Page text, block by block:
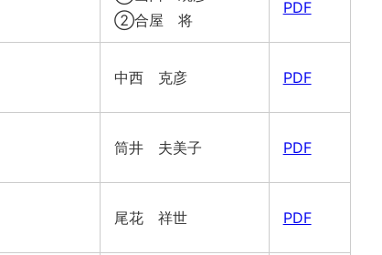
②合屋 将
PDF
中西 克彦 PDF
筒井 夫美子 PDF
尾花 祥世 PDF